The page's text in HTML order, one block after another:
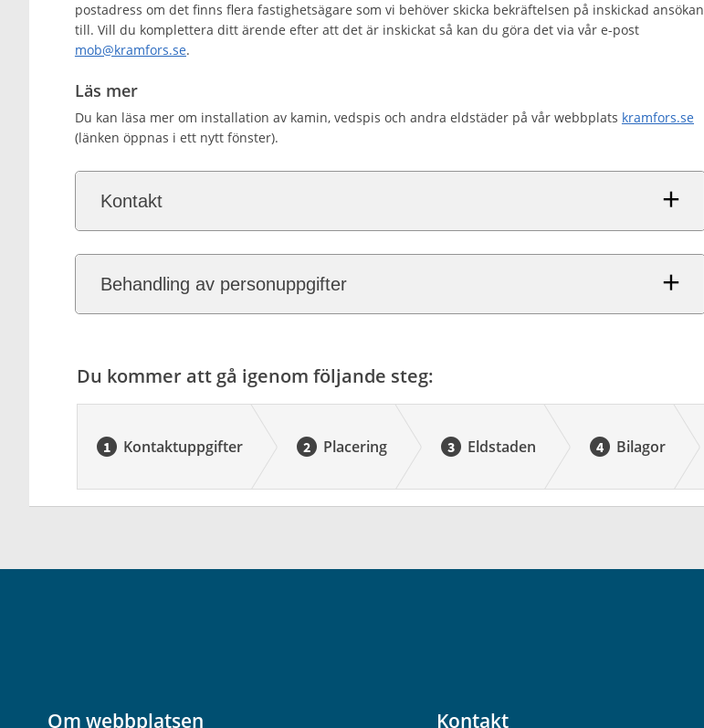
postadress om det finns flera fastighetsägare som vi behöver skicka bekräftelsen på inskickad ansökan
till. Vill du komplettera ditt ärende efter att det är inskickat så kan du göra det via vår e-post
mob@kramfors.se.
Läs mer
Du kan läsa mer om installation av kamin, vedspis och andra eldstäder på vår webbplats kramfors.se
(länken öppnas i ett nytt fönster).
Kontakt
Behandling av personuppgifter
Du kommer att gå igenom följande steg:
Kontaktuppgifter Placering Eldstaden Bilagor
Om webbplatsen Kontakt